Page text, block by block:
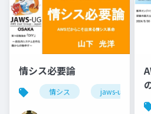
情シス必要論
情シス jaws-ug